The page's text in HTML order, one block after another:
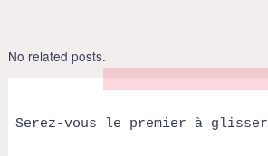
No related posts.
Serez-vous le premier à